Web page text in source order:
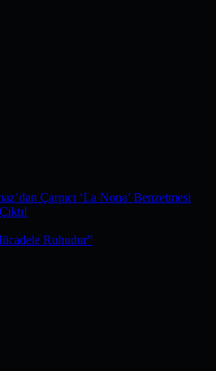
Çarpıcı ‘La Nona’ Benzetmesi
Ruhudur”